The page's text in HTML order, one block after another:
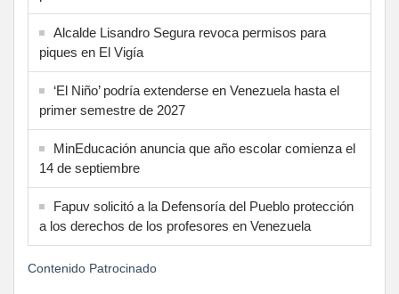
Alcalde Lisandro Segura revoca permisos para
piques en El Vigía
‘El Niño’ podría extenderse en Venezuela hasta el
primer semestre de 2027
MinEducación anuncia que año escolar comienza el
14 de septiembre
Fapuv solicitó a la Defensoría del Pueblo protección
a los derechos de los profesores en Venezuela
Contenido Patrocinado